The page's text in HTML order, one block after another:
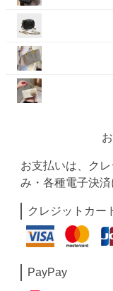
お支払いは、ク
み・各種電子決済
クレジットカー
PayPay